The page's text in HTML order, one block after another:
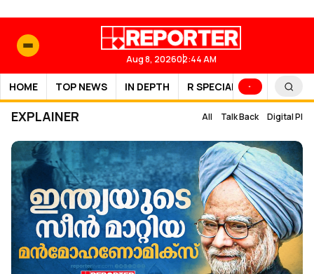
Aug 8, 202602:44 AM
HOME TOP NEWS IN DEPTH R SPECIAL SPORTS
EXPLAINER All Talk Back Digital Plus